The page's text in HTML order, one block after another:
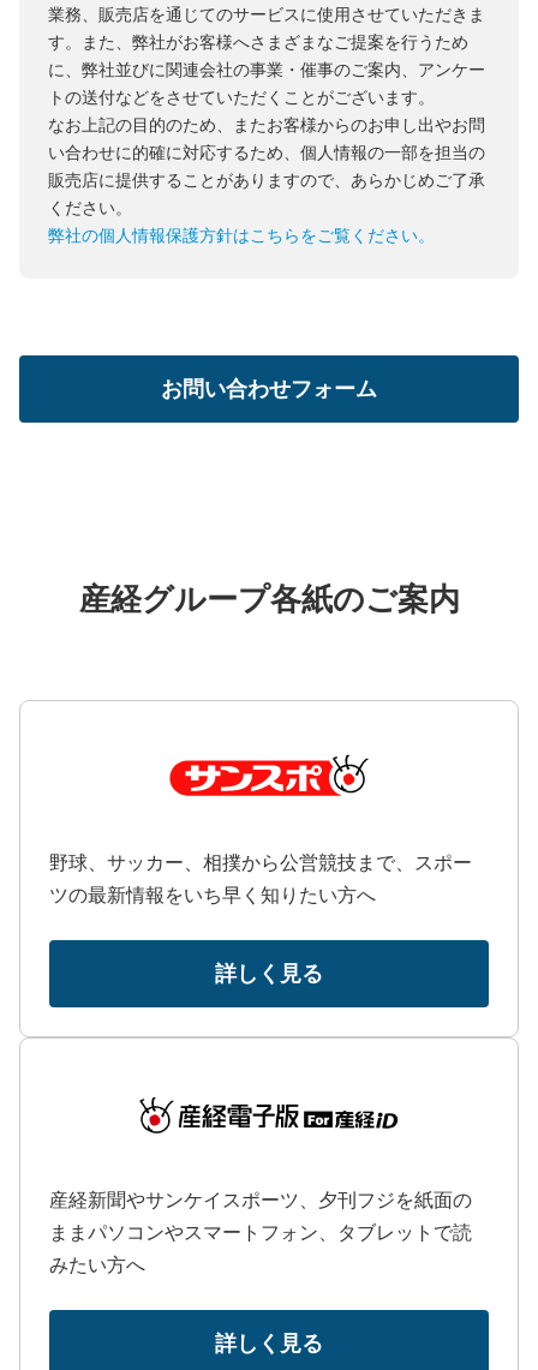
業務、販売店を通じてのサービスに使用させていただきま
す。また、弊社がお客様へさまざまなご提案を行うため
に、弊社並びに関連会社の事業・催事のご案内、アンケー
トの送付などをさせていただくことがございます。
なお上記の目的のため、またお客様からのお申し出やお問
い合わせに的確に対応するため、個人情報の一部を担当の
販売店に提供することがありますので、あらかじめご了承
ください。
弊社の個人情報保護方針はこちらをご覧ください。
お問い合わせフォーム
産経グループ各紙のご案内
野球、サッカー、相撲から公営競技まで、スポー
ツの最新情報をいち早く知りたい方へ
詳しく見る
産経新聞やサンケイスポーツ、夕刊フジを紙面の
ままパソコンやスマートフォン、タブレットで読
みたい方へ
詳しく見る